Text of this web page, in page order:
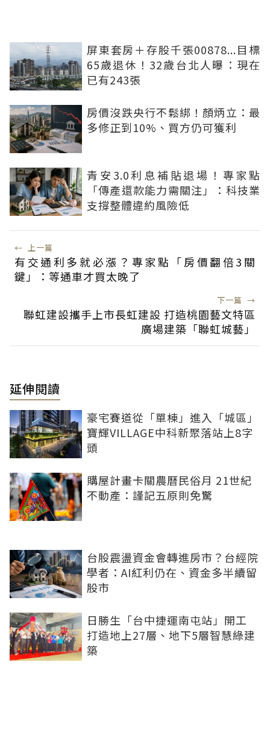
屏東套房＋存股千張00878...目標
65歲退休！32歲台北人曝：現在
已有243張
房價沒跌央行不鬆綁！顏炳立：最
多修正到10%、買方仍可獲利
青安3.0利息補貼退場！專家點
「傳產還款能力需關注」：科技業
支撐整體違約風險低
← 上一篇
有交通利多就必漲？專家點「房價翻倍3關
鍵」：等通車才買太晚了
下一篇 →
聯虹建設攜手上市長虹建設 打造桃園藝文特區
廣場建築「聯虹城藝」
延伸閱讀
豪宅賽道從「單棟」進入「城區」
寶輝VILLAGE中科新聚落站上8字
頭
購屋計畫卡關農曆民俗月 21世紀
不動產：謹記五原則免驚
台股震盪資金會轉進房市？台經院
學者：AI紅利仍在、資金多半續留
股市
日勝生「台中捷運南屯站」開工
打造地上27層、地下5層智慧綠建
築